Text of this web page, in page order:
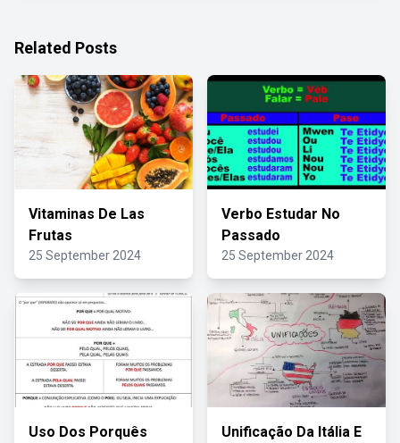
Related Posts
Vitaminas De Las
Frutas
25 September 2024
Verbo Estudar No
Passado
25 September 2024
Uso Dos Porquês Unificação Da Itália E